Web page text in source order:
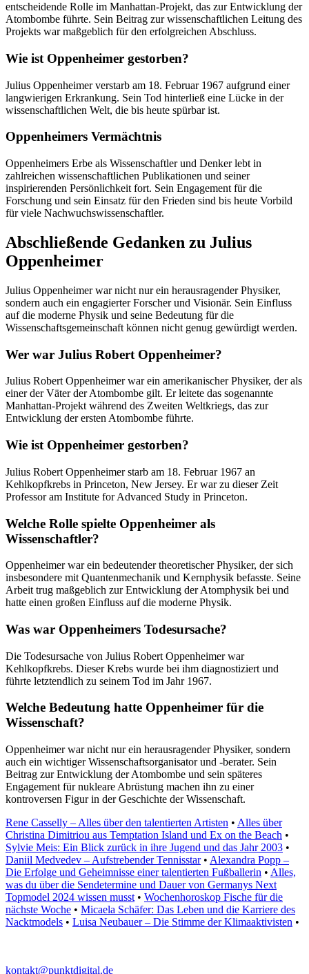
entscheidende Rolle im Manhattan-Projekt, das zur Entwicklung der
Atombombe führte. Sein Beitrag zur wissenschaftlichen Leitung des
Projekts war maßgeblich für den erfolgreichen Abschluss.
Wie ist Oppenheimer gestorben?
Julius Oppenheimer verstarb am 18. Februar 1967 aufgrund einer
langwierigen Erkrankung. Sein Tod hinterließ eine Lücke in der
wissenschaftlichen Welt, die bis heute spürbar ist.
Oppenheimers Vermächtnis
Oppenheimers Erbe als Wissenschaftler und Denker lebt in
zahlreichen wissenschaftlichen Publikationen und seiner
inspirierenden Persönlichkeit fort. Sein Engagement für die
Forschung und sein Einsatz für den Frieden sind bis heute Vorbild
für viele Nachwuchswissenschaftler.
Abschließende Gedanken zu Julius
Oppenheimer
Julius Oppenheimer war nicht nur ein herausragender Physiker,
sondern auch ein engagierter Forscher und Visionär. Sein Einfluss
auf die moderne Physik und seine Bedeutung für die
Wissenschaftsgemeinschaft können nicht genug gewürdigt werden.
Wer war Julius Robert Oppenheimer?
Julius Robert Oppenheimer war ein amerikanischer Physiker, der als
einer der Väter der Atombombe gilt. Er leitete das sogenannte
Manhattan-Projekt während des Zweiten Weltkriegs, das zur
Entwicklung der ersten Atombombe führte.
Wie ist Oppenheimer gestorben?
Julius Robert Oppenheimer starb am 18. Februar 1967 an
Kehlkopfkrebs in Princeton, New Jersey. Er war zu dieser Zeit
Professor am Institute for Advanced Study in Princeton.
Welche Rolle spielte Oppenheimer als
Wissenschaftler?
Oppenheimer war ein bedeutender theoretischer Physiker, der sich
insbesondere mit Quantenmechanik und Kernphysik befasste. Seine
Arbeit trug maßgeblich zur Entwicklung der Atomphysik bei und
hatte einen großen Einfluss auf die moderne Physik.
Was war Oppenheimers Todesursache?
Die Todesursache von Julius Robert Oppenheimer war
Kehlkopfkrebs. Dieser Krebs wurde bei ihm diagnostiziert und
führte letztendlich zu seinem Tod im Jahr 1967.
Welche Bedeutung hatte Oppenheimer für die
Wissenschaft?
Oppenheimer war nicht nur ein herausragender Physiker, sondern
auch ein wichtiger Wissenschaftsorganisator und -berater. Sein
Beitrag zur Entwicklung der Atombombe und sein späteres
Engagement für nukleare Abrüstung machen ihn zu einer
kontroversen Figur in der Geschichte der Wissenschaft.
Rene Casselly – Alles über den talentierten Artisten • Alles über
Christina Dimitriou aus Temptation Island und Ex on the Beach •
Sylvie Meis: Ein Blick zurück in ihre Jugend und das Jahr 2003 •
Daniil Medvedev – Aufstrebender Tennisstar• Alexandra Popp –
Die Erfolge und Geheimnisse einer talentierten Fußballerin • Alles,
was du über die Sendetermine und Dauer von Germanys Next
Topmodel 2024 wissen musst • Wochenhoroskop Fische für die
nächste Woche • Micaela Schäfer: Das Leben und die Karriere des
Nacktmodels • Luisa Neubauer – Die Stimme der Klimaaktivisten •
kontakt@punktdigital.de